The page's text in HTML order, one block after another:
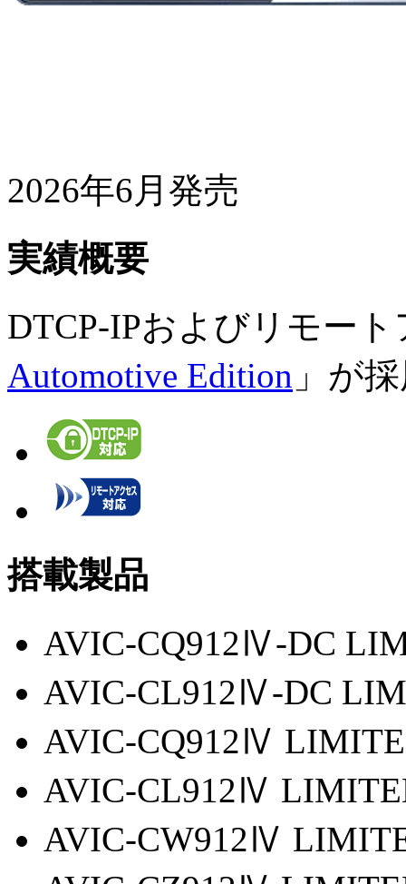
2026年6月発売
実績概要
DTCP-IPおよびリモー
Automotive Edition 」が
搭載製品
AVIC-CQ912Ⅳ-DC
AVIC-CL912Ⅳ-DC
AVIC-CQ912Ⅳ
AVIC-CL912Ⅳ
AVIC-CW912Ⅳ